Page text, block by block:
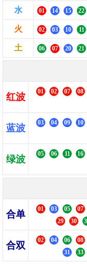
水 01 14 15 22
火 02 03 10 11
土 06 07 20 21
红波 01 02 07 08
蓝波 03 04 09 10
绿波 05 06 11 16
合单 01 03 05 07
29
30
合双 02 04 06 08
31
33